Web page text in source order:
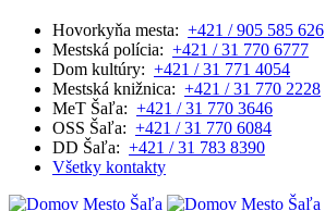
Hovorkyňa mesta: +421 / 905 585 626
Mestská polícia: +421 / 31 770 6777
Dom kultúry: +421 / 31 771 4054
Mestská knižnica: +421 / 31 770 2228
MeT Šaľa: +421 / 31 770 3646
OSS Šaľa: +421 / 31 770 6084
DD Šaľa: +421 / 31 783 8390
Všetky kontakty